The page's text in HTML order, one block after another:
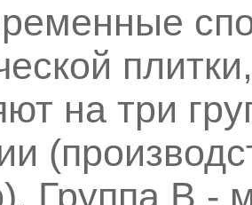
на три
Группа В -